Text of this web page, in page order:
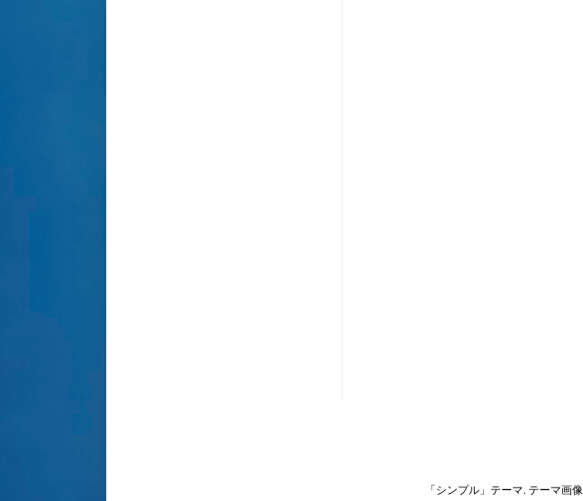
「シンプル」テーマ. テーマ画